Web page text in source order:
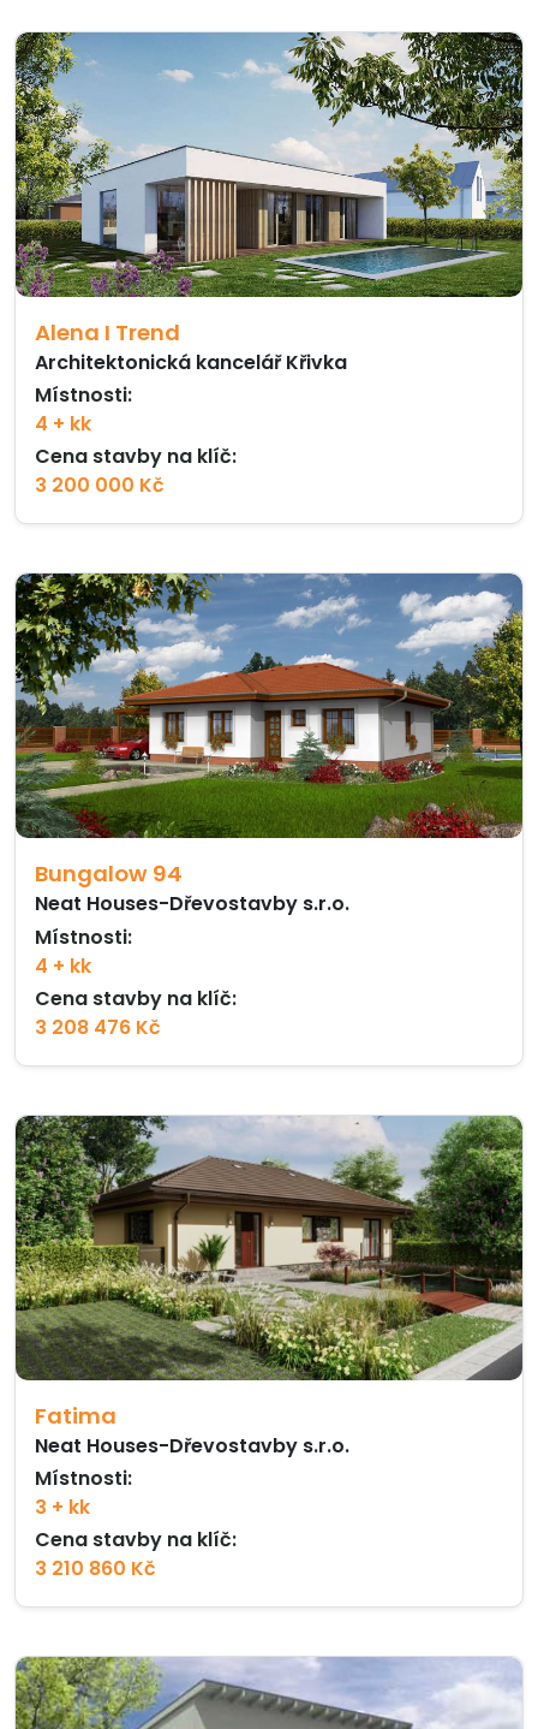
Alena I Trend
Architektonická kancelář Křivka
Místnosti:
4 + kk
Cena stavby na klíč:
3 200 000 Kč
Bungalow 94
Neat Houses-Dřevostavby s.r.o.
Místnosti:
4 + kk
Cena stavby na klíč:
3 208 476 Kč
Fatima
Neat Houses-Dřevostavby s.r.o.
Místnosti:
3 + kk
Cena stavby na klíč:
3 210 860 Kč